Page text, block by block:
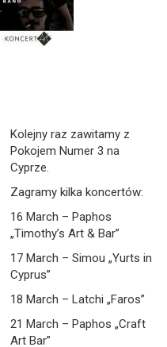
Kolejny raz zawitamy z
Pokojem Numer 3 na
Cyprze.
Zagramy kilka koncertów:
16 March – Paphos
„Timothy’s Art & Bar”
17 March – Simou „Yurts in
Cyprus”
18 March – Latchi „Faros”
21 March – Paphos „Craft
Art Bar”